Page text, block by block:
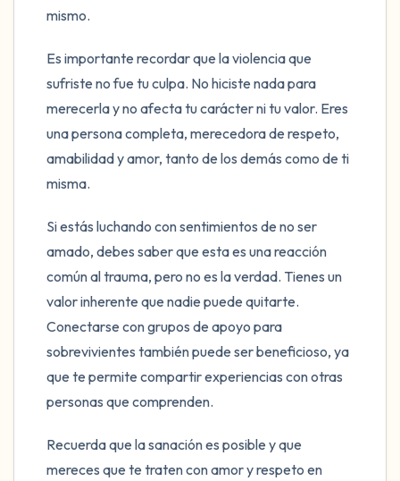
mismo.
Es importante recordar que la violencia que
sufriste no fue tu culpa. No hiciste nada para
merecerla y no afecta tu carácter ni tu valor. Eres
una persona completa, merecedora de respeto,
amabilidad y amor, tanto de los demás como de ti
misma.
Si estás luchando con sentimientos de no ser
amado, debes saber que esta es una reacción
común al trauma, pero no es la verdad. Tienes un
valor inherente que nadie puede quitarte.
Conectarse con grupos de apoyo para
sobrevivientes también puede ser beneficioso, ya
que te permite compartir experiencias con otras
personas que comprenden.
Recuerda que la sanación es posible y que
mereces que te traten con amor y respeto en